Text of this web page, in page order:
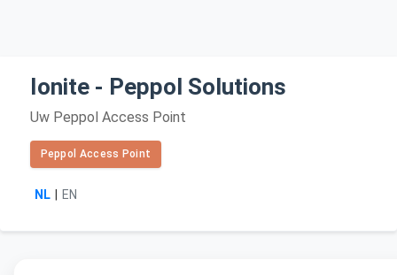
Ionite - Peppol Solutions
Uw Peppol Access Point
Peppol Access Point
NL EN